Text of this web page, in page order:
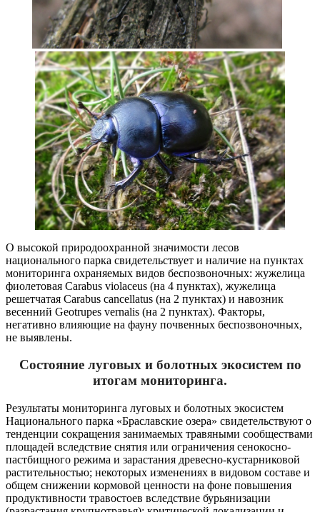
О высокой природоохранной значимости лесов
национального парка свидетельствует и наличие на пунктах
мониторинга охраняемых видов беспозвоночных: жужелица
фиолетовая Carabus violaceus (на 4 пунктах), жужелица
решетчатая Carabus cancellatus (на 2 пунктах) и навозник
весенний Geotrupes vernalis (на 2 пунктах). Факторы,
негативно влияющие на фауну почвенных беспозвоночных,
не выявлены.
Состояние луговых и болотных экосистем по
итогам мониторинга.
Результаты мониторинга луговых и болотных экосистем
Национального парка «Браславские озера» свидетельствуют о
тенденции сокращения занимаемых травяными сообществами
площадей вследствие снятия или ограничения сенокосно-
пастбищного режима и зарастания древесно-кустарниковой
растительностью; некоторых изменениях в видовом составе и
общем снижении кормовой ценности на фоне повышения
продуктивности травостоев вследствие бурьянизации